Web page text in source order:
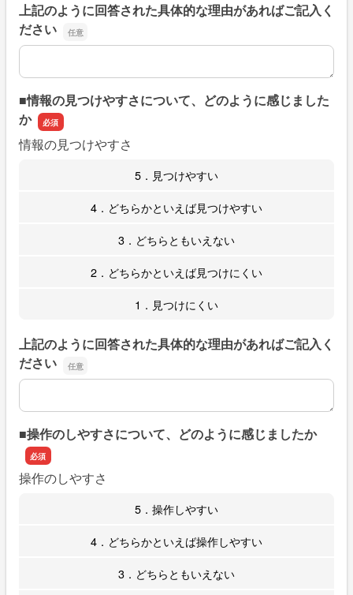
上記のように回答された具体的な理由があればご記入く
ださい
上記のように回答された具体的な理由があればご記入くだ
■情報の見つけやすさについて、どのように感じました
か
情報の見つけやすさ
5．見つけやすい
4．どちらかといえば見つけやすい
3．どちらともいえない
2．どちらかといえば見つけにくい
1．見つけにくい
上記のように回答された具体的な理由があればご記入く
ださい
上記のように回答された具体的な理由があればご記入くだ
■操作のしやすさについて、どのように感じましたか
操作のしやすさ
5．操作しやすい
4．どちらかといえば操作しやすい
3．どちらともいえない